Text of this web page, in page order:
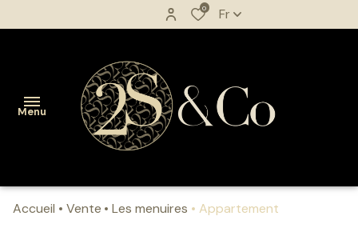
0 Fr
Menu
Accueil Vente Les menuires Appartement